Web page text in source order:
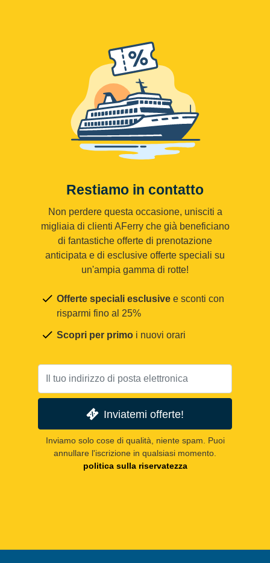
Restiamo in contatto
Non perdere questa occasione, unisciti a
migliaia di clienti AFerry che già beneficiano
di fantastiche offerte di prenotazione
anticipata e di esclusive offerte speciali su
un'ampia gamma di rotte!
Offerte speciali esclusive e sconti con
risparmi fino al 25%
Scopri per primo i nuovi orari
Inviatemi offerte!
Inviamo solo cose di qualità, niente spam. Puoi
annullare l'iscrizione in qualsiasi momento.
politica sulla riservatezza